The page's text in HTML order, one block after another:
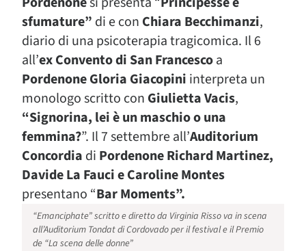
sfumature” di e con Chiara Becchimanzi,
diario di una psicoterapia tragicomica. Il 6
all’ex Convento di San Francescoa
Pordenone Gloria Giacopini interpreta un
monologo scritto con Giulietta Vacis,
“Signorina, lei è un maschio o una
femmina?”. Il 7 settembre all’Auditorium
Concordia di Pordenone Richard Martinez,
Davide La Fauci e Caroline Montes
presentano “Bar Moments”.
“Emanciphate” scritto e diretto da Virginia Risso va in scena
all’Auditorium Tondat di Cordovado per il festival e il Premio
de “La scena delle donne”